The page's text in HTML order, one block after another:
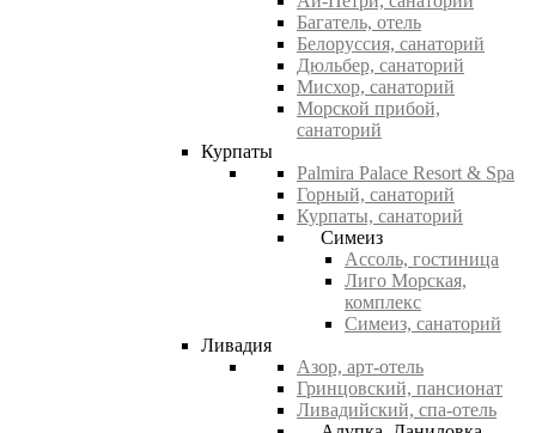
Багатель, отель
Белоруссия, санаторий
Дюльбер, санаторий
Мисхор, санаторий
Морской прибой,
санаторий
Курпаты
Palmira Palace Resort & Spa
Горный, санаторий
Курпаты, санаторий
Симеиз
Ассоль, гостиница
Лиго Морская,
комплекс
Симеиз, санаторий
Ливадия
Азор, арт-отель
Гринцовский, пансионат
Ливадийский, спа-отель